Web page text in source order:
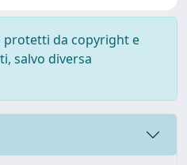
protetti da copyright e
salvo diversa